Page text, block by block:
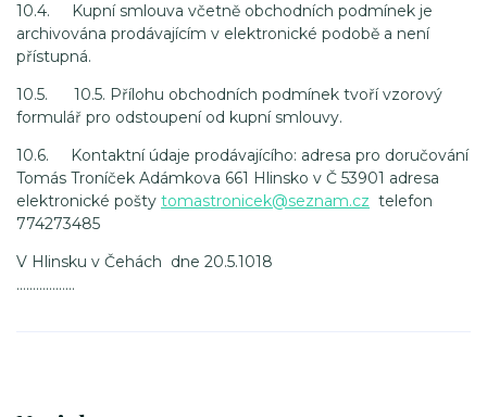
10.4. Kupní smlouva včetně obchodních podmínek je
archivována prodávajícím v elektronické podobě a není
přístupná.
10.5. 10.5. Přílohu obchodních podmínek tvoří vzorový
formulář pro odstoupení od kupní smlouvy.
10.6. Kontaktní údaje prodávajícího: adresa pro doručování
Tomás Troníček Adámkova 661 Hlinsko v Č 53901 adresa
elektronické pošty tomastronicek@seznam.cz telefon
774273485
V Hlinsku v Čehách dne 20.5.1018
………………